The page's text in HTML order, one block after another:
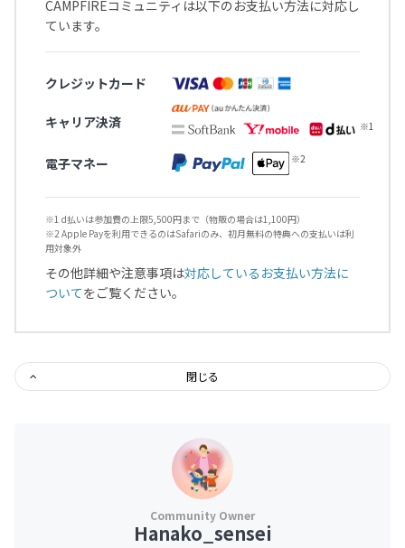
CAMPFIREコミュニティは以下のお支払い方法に対応し
ています。
クレジットカード
キャリア決済
電子マネー
※1 d払いは参加費の上限5,500円まで（物販の場合は1,100円）
※2 Apple Payを利用できるのはSafariのみ、初月無料の特典への支払いは利
用対象外
その他詳細や注意事項は対応しているお支払い方法に
ついてをご覧ください。
閉じる
Hanako_sensei